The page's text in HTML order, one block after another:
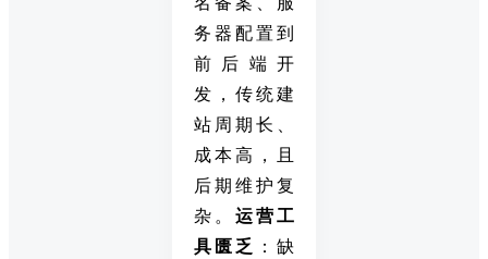
务器配置到
前后端开
发，传统建
站周期长、
成本高，且
后期维护复
杂。 运营工
具匮乏
：缺